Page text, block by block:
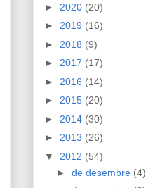
► 2020 (20)
► 2019 (16)
► 2018 (9)
► 2017 (17)
► 2016 (14)
► 2015 (20)
► 2014 (30)
► 2013 (26)
▼ 2012 (54)
► de desembre (4)